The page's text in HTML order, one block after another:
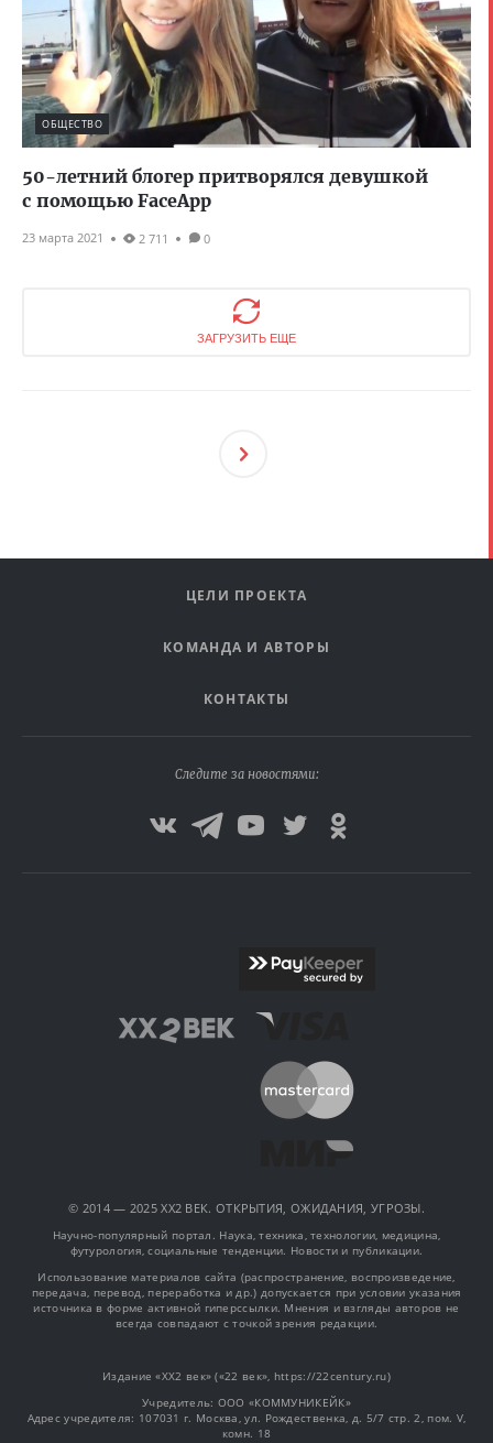
ОБЩЕСТВО
50-летний блогер притворялся девушкой
с помощью FaceApp
23 марта 2021 2 711 0
ЗАГРУЗИТЬ ЕЩЕ
Ующ
ЦЕЛИ ПРОЕКТА
КОМАНДА И АВТОРЫ
КОНТАКТЫ
Следите за новостями:
© 2014 — 2025 XX2 ВЕК. ОТКРЫТИЯ, ОЖИДАНИЯ, УГРОЗЫ.
Научно-популярный портал. Наука, техника, технологии, медицина,
футурология, социальные тенденции. Новости и публикации.
Использование материалов сайта (распространение, воспроизведение,
передача, перевод, переработка и др.) допускается при условии указания
источника в форме активной гиперссылки. Мнения и взгляды авторов не
всегда совпадают с точкой зрения редакции.
Издание «XX2 век» («22 век», https://22century.ru)
Учредитель: OOO «КОММУНИКЕЙК»
Адрес учредителя: 107031 г. Москва, ул. Рождественка, д. 5/7 стр. 2, пом. V,
комн. 18